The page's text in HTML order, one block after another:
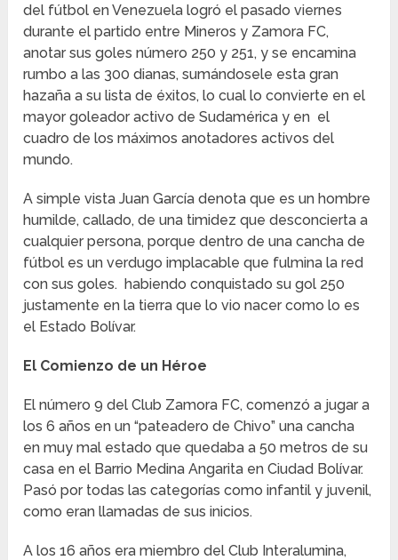
del fútbol en Venezuela logró el pasado viernes
durante el partido entre Mineros y Zamora FC,
anotar sus goles número 250 y 251, y se encamina
rumbo a las 300 dianas, sumándosele esta gran
hazaña a su lista de éxitos, lo cual lo convierte en el
mayor goleador activo de Sudamérica y en el
cuadro de los máximos anotadores activos del
mundo.
A simple vista Juan García denota que es un hombre
humilde, callado, de una timidez que desconcierta a
cualquier persona, porque dentro de una cancha de
fútbol es un verdugo implacable que fulmina la red
con sus goles. habiendo conquistado su gol 250
justamente en la tierra que lo vio nacer como lo es
el Estado Bolívar.
El Comienzo de un Héroe
El número 9 del Club Zamora FC, comenzó a jugar a
los 6 años en un “pateadero de Chivo” una cancha
en muy mal estado que quedaba a 50 metros de su
casa en el Barrio Medina Angarita en Ciudad Bolívar.
Pasó por todas las categorías como infantil y juvenil,
como eran llamadas de sus inicios.
A los 16 años era miembro del Club Interalumina,